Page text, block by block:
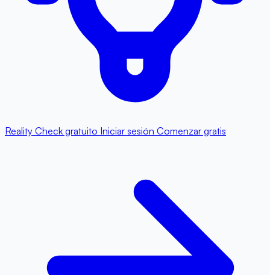
Reality Check gratuito Iniciar sesión Comenzar gratis